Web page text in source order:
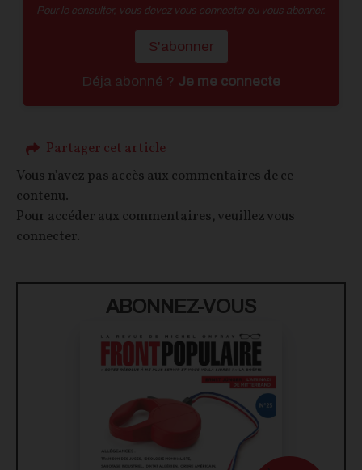
Pour le consulter, vous devez vous connecter ou vous abonner.
S'abonner
Déja abonné ? Je me connecte
Partager cet article
Vous n'avez pas accès aux commentaires de ce
contenu.
Pour accéder aux commentaires, veuillez vous
connecter.
ABONNEZ-VOUS